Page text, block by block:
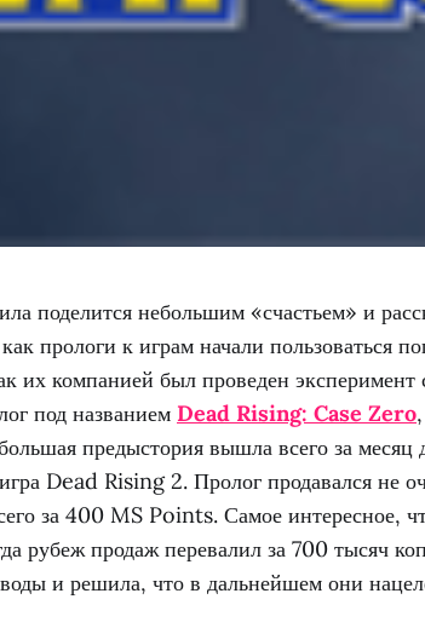
поделится небольшим «счастьем» и
прологи к играм начали пользоваться
их компанией был проведен
под названием Dead Rising: Case Zero
предыстория вышла всего за месяц
Dead Rising 2. Пролог продавался не
за 400 MS Points. Самое интересное,
рубеж продаж перевалил за 700 тысяч
и решила, что в дальнейшем они